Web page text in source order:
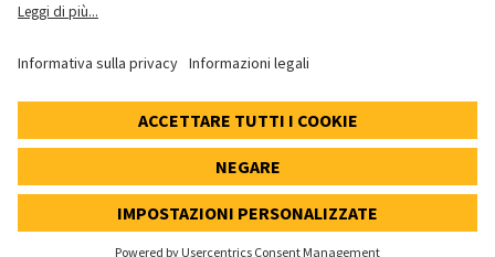
Informativa cookie e social media
© 2026 Implenia Schweiz AG IMPACT